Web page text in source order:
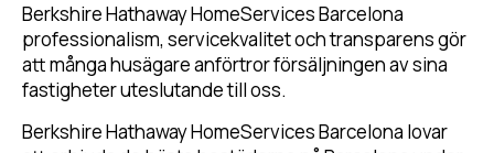
Berkshire Hathaway HomeServices Barcelona
professionalism, servicekvalitet och transparens gör
att många husägare anförtror försäljningen av sina
fastigheter uteslutande till oss.
Berkshire Hathaway HomeServices Barcelona lovar